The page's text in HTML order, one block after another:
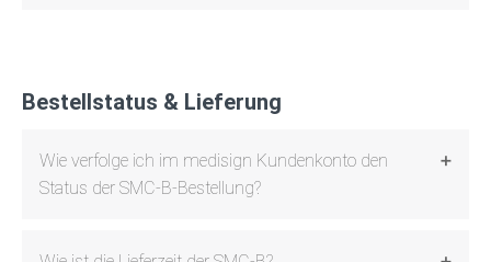
Bestellstatus & Lieferung
Wie verfolge ich im medisign Kundenkonto den
Status der SMC-B-Bestellung?